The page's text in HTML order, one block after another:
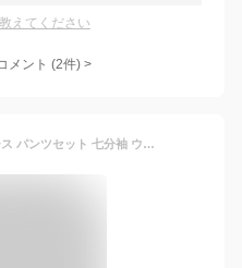
えてください
メント (2件) >
スーツ セットアップ レディース パンツセット 七分袖 ウエストゴム 春 夏 薄手 上下セット ジャケット ロングパンツ 2点セット リクルートスーツ フォーマル ビジネス カジュアル スーツ オフィス OL 通勤 夏用 ゆったり 体型カバー 着痩せ おしゃれ 送料無料